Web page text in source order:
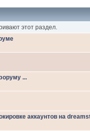
этот раздел.
...
аккаунтов на